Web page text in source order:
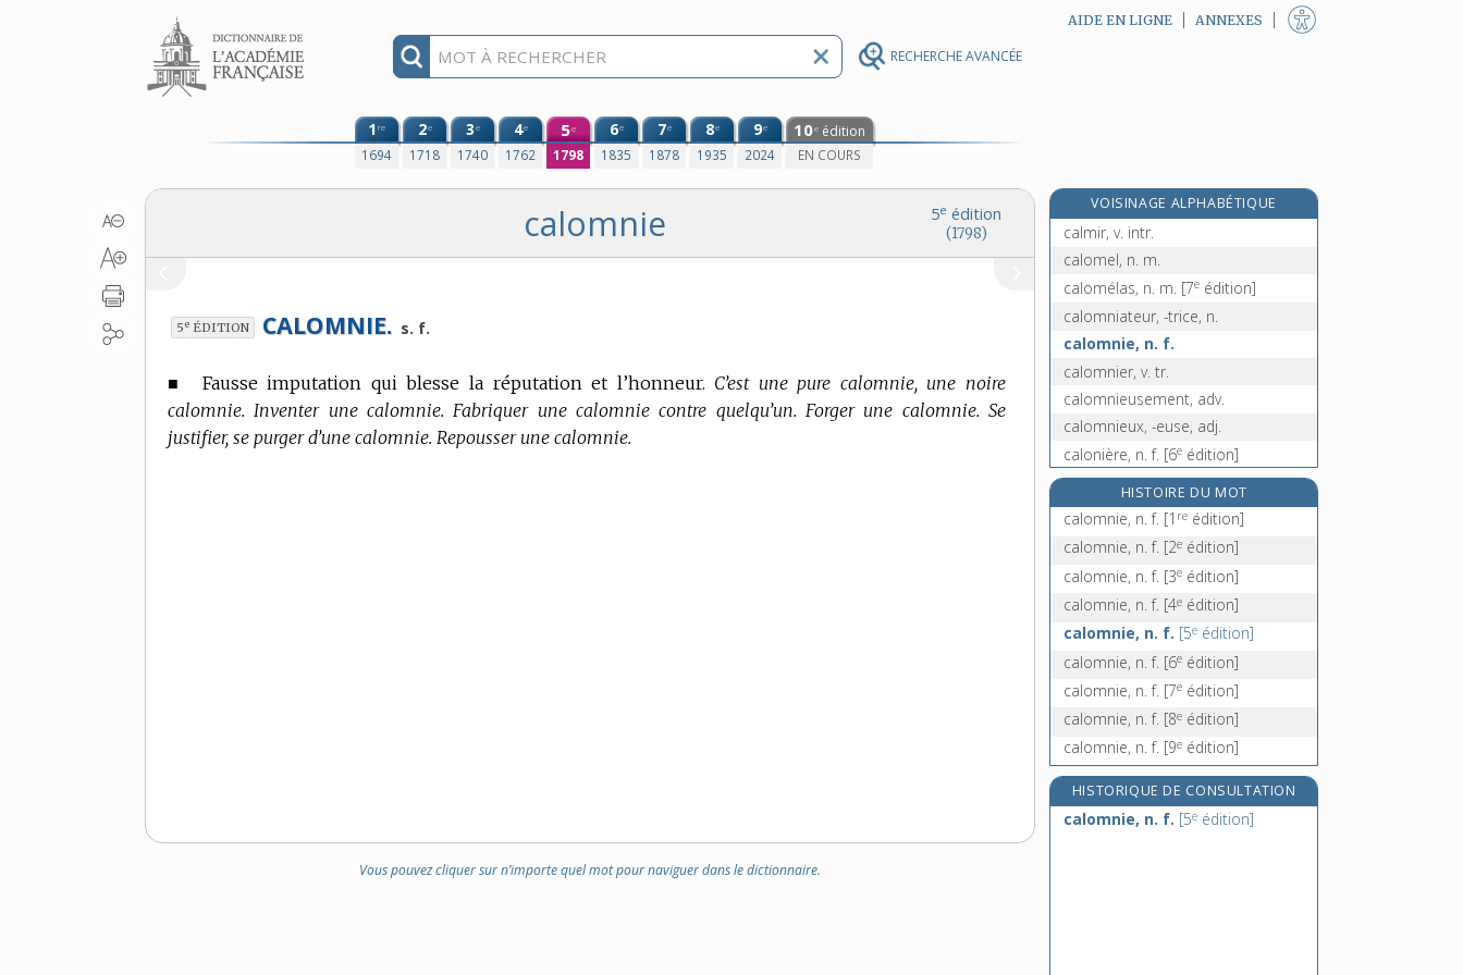
RECHERCHE AVANCÉE
Aller au contenu AIDE EN LIGNE ANNEXES
1re
1694
2e
1718
3e
1740
4e
1762
5e
1798
6e
1835
7e
1878
8e
1935
9e
2024
10e édition
EN COURS
5e édition
(1798)
calomnie
5e ÉDITION CALOMNIE. s. f.
■ Fausse imputation qui blesse la réputation et l’honneur. C’est une pure calomnie, une noire
calomnie. Inventer une calomnie. Fabriquer une calomnie contre quelqu’un. Forger une calomnie. Se
justifier, se purger d’une calomnie. Repousser une calomnie.
Vous pouvez cliquer sur n’importe quel mot pour naviguer dans le dictionnaire.
VOISINAGE ALPHABÉTIQUE
calmer, v. tr.
calmir, v. intr.
calomel, n. m.
calomélas, n. m. [7e édition]
calomniateur, -trice, n.
calomnie, n. f.
calomnier, v. tr.
calomnieusement, adv.
calomnieux, -euse, adj.
calonière, n. f. [6e édition]
calorie, n. f.
calorifère, n. m.
calorification, n. f.
calorifique, adj.
HISTOIRE DU MOT
calomnie, n. f. [1 re édition]
calomnie, n. f. [2e édition]
calomnie, n. f. [3e édition]
calomnie, n. f. [4e édition]
calomnie, n. f. [5e édition]
calomnie, n. f. [6e édition]
calomnie, n. f. [7e édition]
calomnie, n. f. [8e édition]
calomnie, n. f. [9e édition]
HISTORIQUE DE CONSULTATION
calomnie, n. f. [5e édition]